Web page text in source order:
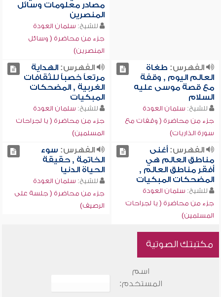
مصادر معلومات وسائل
المنصرين
للشيخ: سلمان العودة
جزء من محاضرة ( وسائل
المنصرين)
الفهرس: طغاة
العالم اليوم , وقفة
مع قصة موسى عليه
السلام
للشيخ: سلمان العودة
جزء من محاضرة ( وقفات مع
سورة الذاريات)
الفهرس:الهداية
مرتعاً خصباً للثقافات
الغربية , المضحكات
المبكيات
للشيخ: سلمان العودة
جزء من محاضرة ( يا لجراحات
المسلمين)
الفهرس:أغنى
مناطق العالم هي
أفقر مناطق العالم ,
المضحكات المبكيات
للشيخ: سلمان العودة
جزء من محاضرة ( يا لجراحات
المسلمين)
الفهرس: سوء
الخاتمة , حقيقة
الحياة الدنيا
للشيخ: سلمان العودة
جزء من محاضرة ( جلسة على
الرصيف)
مكتبتك الصوتية
اسم
المستخدم: